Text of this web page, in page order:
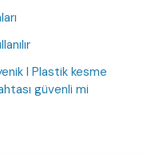
I Plastik kesme
güvenli mi